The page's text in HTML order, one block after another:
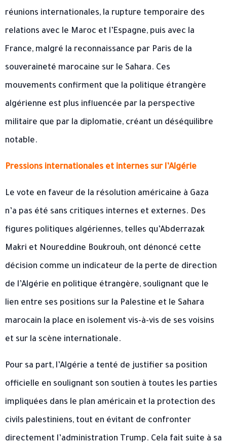
réunions internationales, la rupture temporaire des
relations avec le Maroc et l’Espagne, puis avec la
France, malgré la reconnaissance par Paris de la
souveraineté marocaine sur le Sahara. Ces
mouvements confirment que la politique étrangère
algérienne est plus influencée par la perspective
militaire que par la diplomatie, créant un déséquilibre
notable.
Pressions internationales et internes sur l’Algérie
Le vote en faveur de la résolution américaine à Gaza
n’a pas été sans critiques internes et externes. Des
figures politiques algériennes, telles qu’Abderrazak
Makri et Noureddine Boukrouh, ont dénoncé cette
décision comme un indicateur de la perte de direction
de l’Algérie en politique étrangère, soulignant que le
lien entre ses positions sur la Palestine et le Sahara
marocain la place en isolement vis-à-vis de ses voisins
et sur la scène internationale.
Pour sa part, l’Algérie a tenté de justifier sa position
officielle en soulignant son soutien à toutes les parties
impliquées dans le plan américain et la protection des
civils palestiniens, tout en évitant de confronter
directement l’administration Trump. Cela fait suite à sa